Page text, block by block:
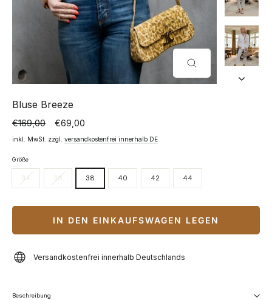
SCHLIESSEN (
ESC)
Bluse Breeze
Normaler
Preis
€169,00
Sonderpreis €69,00
inkl. MwSt. zzgl. versandkostenfrei innerhalb DE
Größe
34 36 38 40 42 44
IN DEN EINKAUFSWAGEN LEGEN
Versandkostenfrei innerhalb Deutschlands
Beschreibung